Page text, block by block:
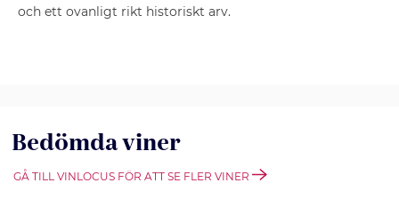
och ett ovanligt rikt historiskt arv.
Bedömda viner
GÅ TILL VINLOCUS FÖR ATT SE FLER VINER